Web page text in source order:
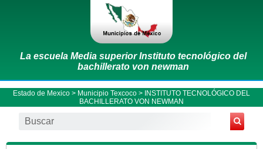
La escuela Media superior Instituto tecnológico del
bachillerato von newman
Estado de Mexico > Municipio Texcoco > INSTITUTO TECNOLÓGICO DEL
BACHILLERATO VON NEWMAN